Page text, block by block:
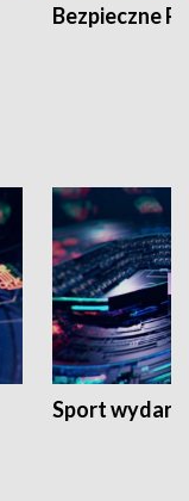
Bezpieczne
Sport